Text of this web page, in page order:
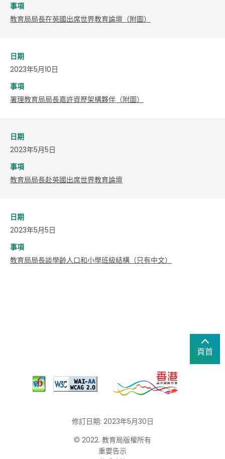
事項
教育局局長在英國出席世界教育論壇（附圖）
日期
2023年5月10日
事項
署理教育局局長嘉許資歷架構夥伴（附圖）
日期
2023年5月5日
事項
教育局局長赴英國出席世界教育論壇
日期
2023年5月5日
事項
教育局局長談學齡人口和小學班級結構（只有中文）
頁首
修訂日期: 2023年5月30日
© 2022. 教育局版權所有
重要告示